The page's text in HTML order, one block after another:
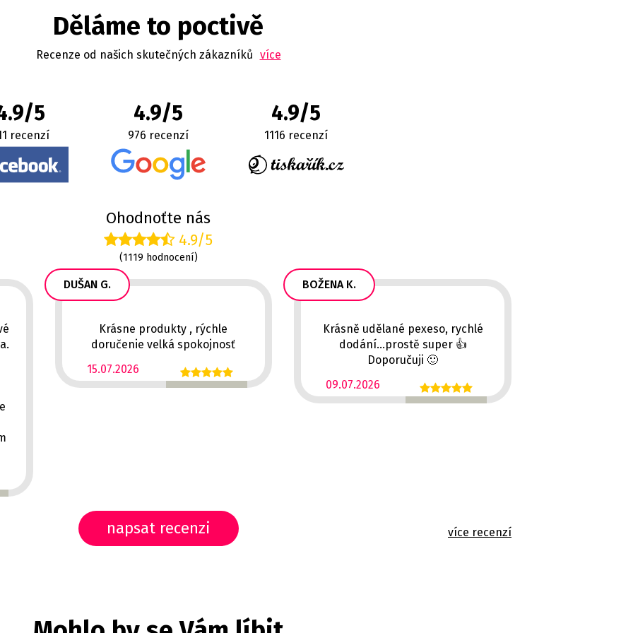
Děláme to poctivě
Recenze od našich skutečných zákazníků více
5
recenzí
4.9/5
976 recenzí
4.9/5
1116 recenzí
Ohodnoťte nás
4.9/5
(1119 hodnocení)
DUŠAN G.
15.07.2026
Krásne produkty , rýchle
doručenie velká spokojnosť
BOŽENA K.
09.07.2026
Krásně udělané pexeso, rychlé
dodání...prostě super 👍
Doporučuji 🙂
napsat recenzi více recenzí